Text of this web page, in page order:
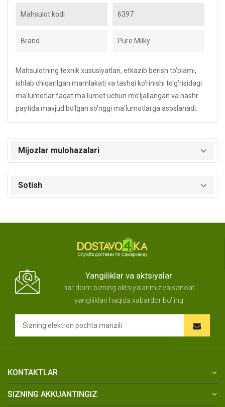
Mahsulot kodi 6397
Brand Pure Milky
Mahsulotning texnik xususiyatlari, etkazib berish to'plami,
ishlab chiqarilgan mamlakati va tashqi ko'rinishi to'g'risidagi
ma'lumotlar faqat ma'lumot uchun mo'ljallangan va nashr
paytida mavjud bo'lgan so'nggi ma'lumotlarga asoslanadi.
Mijozlar mulohazalari
Sotish
Yangiliklar va aktsiyalar
har doim bizning aktsiyalarimiz va sanoat
yangiliklari haqida xabardor bo'ling
KONTAKTLAR
SIZNING AKKUANTINGIZ